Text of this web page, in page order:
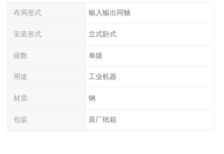
布局形式 输入输出同轴
安装形式 立式卧式
级数 单级
用途 工业机器
材质 钢
包装 原厂纸箱